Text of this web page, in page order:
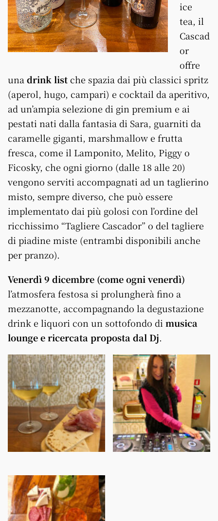
ice
tea, il
Cascad
or
offre
una drink listche spazia dai più classici spritz
(aperol, hugo, campari) e cocktail da aperitivo,
ad un’ampia selezione di gin premium e ai
pestati nati dalla fantasia di Sara, guarniti da
caramelle giganti, marshmallow e frutta
fresca, come il Lamponito, Melito, Piggy o
Ficosky, che ogni giorno (dalle 18 alle 20)
vengono serviti accompagnati ad un taglierino
misto, sempre diverso, che può essere
implementato dai più golosi con l’ordine del
ricchissimo “Tagliere Cascador” o del tagliere
di piadine miste (entrambi disponibili anche
per pranzo).
Venerdì 9 dicembre (come ogni venerdì)
l’atmosfera festosa si prolungherà fino a
mezzanotte, accompagnando la degustazione
drink e liquori con un sottofondo di musica
lounge e ricercata proposta dal Dj.